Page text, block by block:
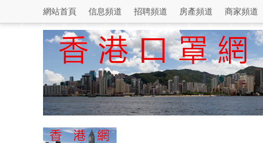
網站首頁 信息頻道 招聘頻道 房產頻道 商家頻道